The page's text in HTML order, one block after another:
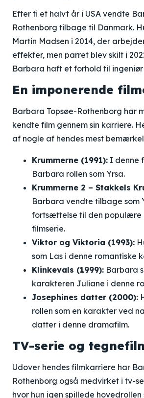
Efter ti et halvt år i USA vendte
Rothenborg tilbage til Danmark.
Martin Madsen i 2014, der
effekter, men parret blev skilt i
Barbara haft et forhold til
En imponerende
Barbara Topsøe-Rothenborg har
kendte film gennem sin karriere.
af nogle af hendes mest
Krummerne (1991): I denne
Barbara rollen som Yrsa.
Krummerne 2 – Stakkels
Barbara vendte tilbage som
fortsættelse til den populære
filmserie.
Viktor og Viktoria (1993):
som Las i denne romantiske
Klinkevals (1999): Barbara
karakteren Juliane i denne
Josephines datter (2000):
rollen som en karakter ved
datter i denne dramafilm.
TV-serie og
Udover hendes filmkarriere har
Rothenborg også medvirket i tv-
hvor hun igen spillede hovedrollen